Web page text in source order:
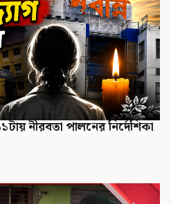
নীরবতা পালনের নির্দেশিকা